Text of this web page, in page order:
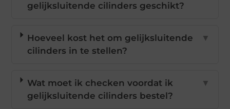
gelijksluitende cilinders geschikt?
Hoeveel kost het om gelijksluitende
cilinders in te stellen?
▼
Wat moet ik checken voordat ik
gelijksluitende cilinders bestel?
▼